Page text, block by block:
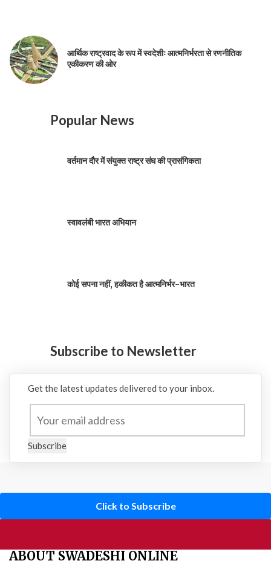
आर्थिक राष्ट्रवाद के रूप में स्वदेशीः आत्मनिर्भरता से रणनीतिक
एकीकरण की ओर
Popular News
वर्तमान दौर में संयुक्त राष्ट्र संघ की प्रासंगिकता
स्वावलंबी भारत अभियान
कोई सपना नहीं, हकीकत है आत्मनिर्भर-भारत
Subscribe to Newsletter
Get the latest updates delivered to your inbox.
Subscribe
Click to Subscribe
ABOUT SWADESHI ONLINE